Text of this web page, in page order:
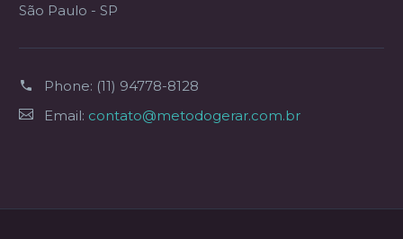
São Paulo - SP
Phone: (11) 94778-8128
Email: contato@metodogerar.com.br